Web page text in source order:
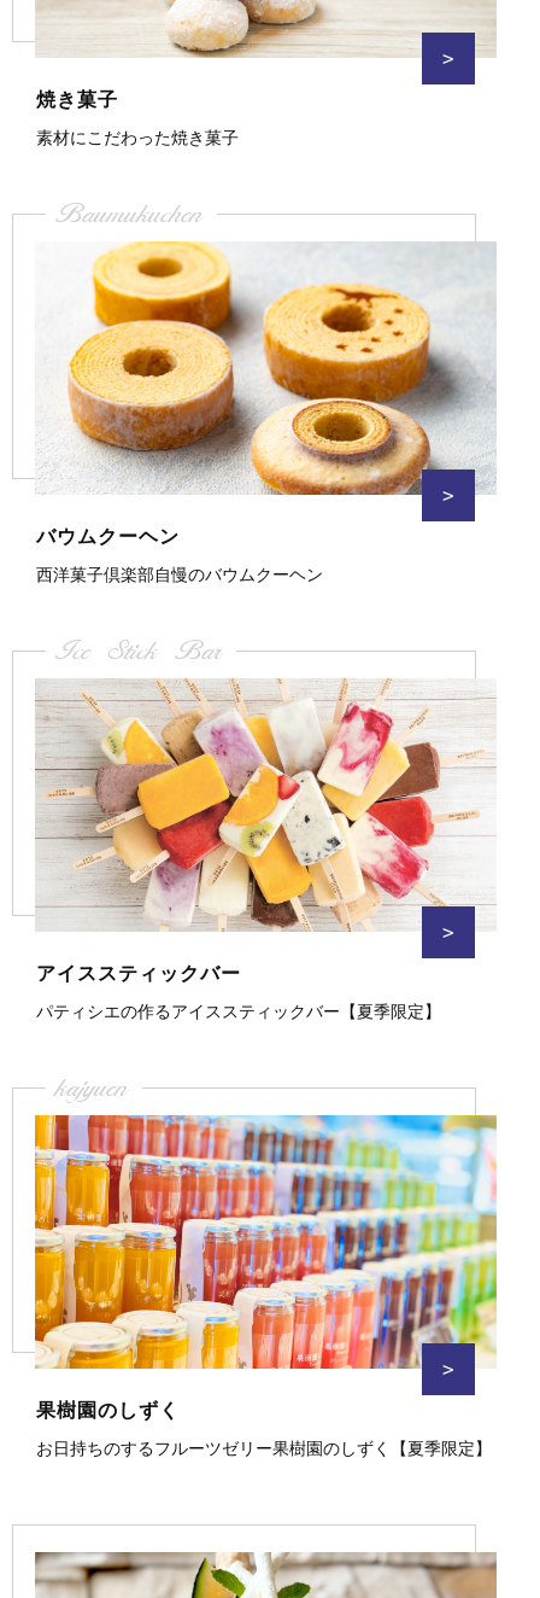
>
焼き菓子
素材にこだわった焼き菓子
Baumukuchen
>
バウムクーヘン
西洋菓子倶楽部自慢のバウムクーヘン
Ice Stick Bar
>
アイススティックバー
パティシエの作るアイススティックバー【夏季限定】
kajyuen
>
果樹園のしずく
お日持ちのするフルーツゼリー果樹園のしずく【夏季限定】